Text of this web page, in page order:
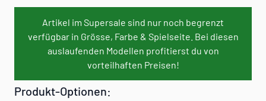
Artikel im Supersale sind nur noch begrenzt
verfügbar in Grösse, Farbe & Spielseite. Bei diesen
auslaufenden Modellen profitierst du von
vorteilhaften Preisen!
Produkt-Optionen: